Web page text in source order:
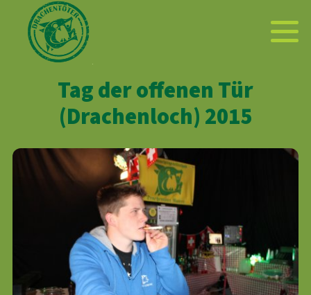
Tag der offenen Tür
(Drachenloch) 2015